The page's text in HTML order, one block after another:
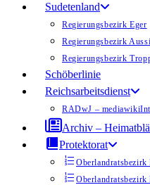
Sudetenland
Regierungsbezirk Eger
Regierungsbezirk
Regierungsbezirk
Schöberlinie
Reichsarbeitsdienst
RADwJ – mediawiki
Archiv –
Protektorat
Oberlandratsbezirk
Oberlandratsbezirk